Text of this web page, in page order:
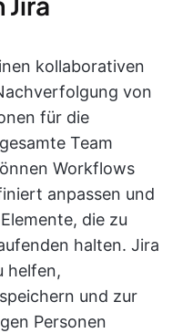
kollaborativen
von
für die
Team
Workflows
anpassen und
die zu
halten. Jira
helfen,
und zur
Personen